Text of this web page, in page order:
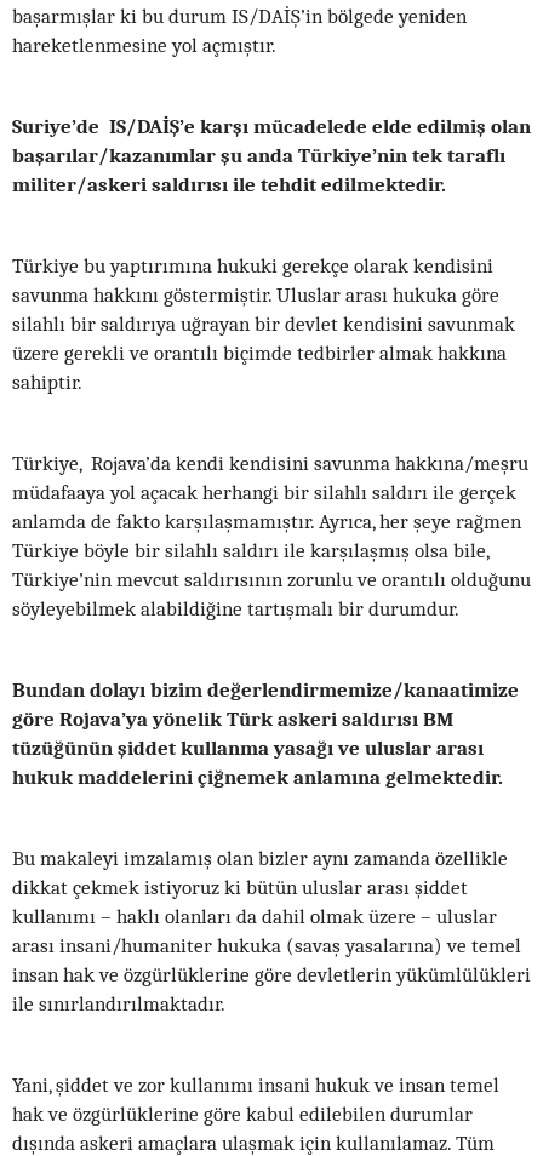
başarmışlar ki bu durum IS/DAİŞ’in bölgede yeniden
hareketlenmesine yol açmıştır.
Suriye’de IS/DAİŞ’e karşı mücadelede elde edilmiş olan
başarılar/kazanımlar şu anda Türkiye’nin tek taraflı
militer/askeri saldırısı ile tehdit edilmektedir.
Türkiye bu yaptırımına hukuki gerekçe olarak kendisini
savunma hakkını göstermiştir. Uluslar arası hukuka göre
silahlı bir saldırıya uğrayan bir devlet kendisini savunmak
üzere gerekli ve orantılı biçimde tedbirler almak hakkına
sahiptir.
Türkiye, Rojava’da kendi kendisini savunma hakkına/meşru
müdafaaya yol açacak herhangi bir silahlı saldırı ile gerçek
anlamda de fakto karşılaşmamıştır. Ayrıca, her şeye rağmen
Türkiye böyle bir silahlı saldırı ile karşılaşmış olsa bile,
Türkiye’nin mevcut saldırısının zorunlu ve orantılı olduğunu
söyleyebilmek alabildiğine tartışmalı bir durumdur.
Bundan dolayı bizim değerlendirmemize/kanaatimize
göre Rojava’ya yönelik Türk askeri saldırısı BM
tüzüğünün şiddet kullanma yasağı ve uluslar arası
hukuk maddelerini çiğnemek anlamına gelmektedir.
Bu makaleyi imzalamış olan bizler aynı zamanda özellikle
dikkat çekmek istiyoruz ki bütün uluslar arası şiddet
kullanımı – haklı olanları da dahil olmak üzere – uluslar
arası insani/humaniter hukuka (savaş yasalarına) ve temel
insan hak ve özgürlüklerine göre devletlerin yükümlülükleri
ile sınırlandırılmaktadır.
Yani, şiddet ve zor kullanımı insani hukuk ve insan temel
hak ve özgürlüklerine göre kabul edilebilen durumlar
dışında askeri amaçlara ulaşmak için kullanılamaz. Tüm